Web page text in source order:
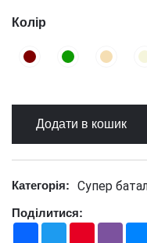
Колір
Додати в кошик
Категорія: Супер
Поділитися:
Facebook
TwitterPinterest